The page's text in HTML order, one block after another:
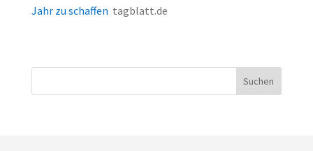
Jahr zu schaffen tagblatt.de
Suchen